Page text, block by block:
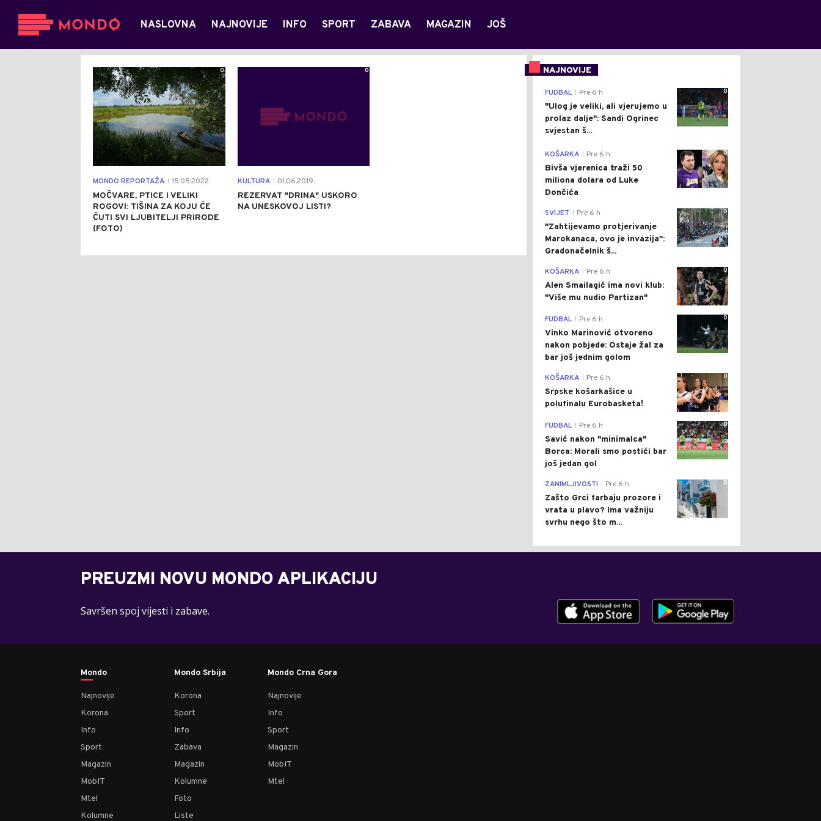
NASLOVNA NAJNOVIJE INFO SPORT ZABAVA MAGAZIN JOŠ
MONDO REPORTAŽA 15.05.2022.
MOČVARE, PTICE I VELIKI
ROGOVI: TIŠINA ZA KOJU ĆE
ČUTI SVI LJUBITELJI PRIRODE
(FOTO)
0
KULTURA 01.06.2019.
REZERVAT "DRINA" USKORO
NA UNESKOVOJ LISTI?
0 NAJNOVIJE
0
FUDBAL Pre 6 h
"Ulog je veliki, ali vjerujemo u
prolaz dalje": Sandi Ogrinec
svjestan š...
0
KOŠARKA Pre 6 h
Bivša vjerenica traži 50
miliona dolara od Luke
Dončića
0
SVIJET Pre 6 h
"Zahtijevamo protjerivanje
Marokanaca, ovo je invazija":
Gradonačelnik š...
0
KOŠARKA Pre 6 h
Alen Smailagić ima novi klub:
"Više mu nudio Partizan"
0
FUDBAL Pre 6 h
Vinko Marinović otvoreno
nakon pobjede: Ostaje žal za
bar još jednim golom
0
KOŠARKA Pre 6 h
Srpske košarkašice u
polufinalu Eurobasketa!
0
FUDBAL Pre 6 h
Savić nakon "minimalca"
Borca: Morali smo postići bar
još jedan gol
0
ZANIMLJIVOSTI Pre 6 h
Zašto Grci farbaju prozore i
vrata u plavo? Ima važniju
svrhu nego što m...
PREUZMI NOVU MONDO APLIKACIJU
Savršen spoj vijesti i zabave.
Mondo
Najnovije
Korona
Info
Sport
Magazin
MobIT
Mtel
Kolumne
Mondo Srbija
Korona
Sport
Info
Zabava
Magazin
Kolumne
Foto
Liste
Mondo Crna Gora
Najnovije
Info
Sport
Magazin
MobIT
Mtel